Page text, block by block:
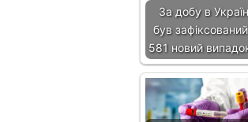
За добу в
був
581 новий